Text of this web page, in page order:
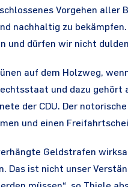
Vorgehen
zu
und dürfen wir nicht
auf dem Holzweg,
und dazu
der CDU. Der
und einen
Geldstrafen
Das ist nicht unser